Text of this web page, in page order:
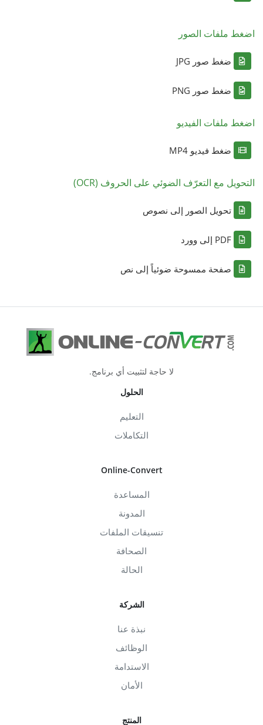
اضغط ملفات الصور
ضغط صور JPG
ضغط صور PNG
اضغط ملفات الفيديو
ضغط فيديو MP4
التحويل مع التعرّف الضوئي على الحروف (OCR)
تحويل الصور إلى نصوص
PDF إلى وورد
صفحة ممسوحة ضوئياً إلى نص
لا حاجة لتثبيت أي برنامج.
الحلول
التعليم
التكاملات
Online-Convert
المساعدة
المدونة
تنسيقات الملفات
الصحافة
الحالة
الشركة
نبذة عنا
الوظائف
الاستدامة
الأمان
المنتج